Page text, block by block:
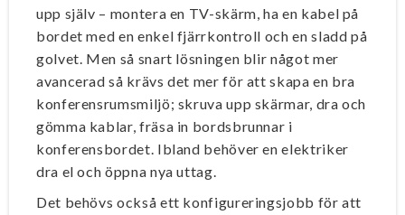
upp själv – montera en TV-skärm, ha en kabel på
bordet med en enkel fjärrkontroll och en sladd på
golvet. Men så snart lösningen blir något mer
avancerad så krävs det mer för att skapa en bra
konferensrumsmiljö; skruva upp skärmar, dra och
gömma kablar, fräsa in bordsbrunnar i
konferensbordet. Ibland behöver en elektriker
dra el och öppna nya uttag.
Det behövs också ett konfigureringsjobb för att